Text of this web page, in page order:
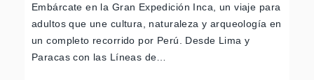
Embárcate en la Gran Expedición Inca, un viaje para
adultos que une cultura, naturaleza y arqueología en
un completo recorrido por Perú. Desde Lima y
Paracas con las Líneas de…